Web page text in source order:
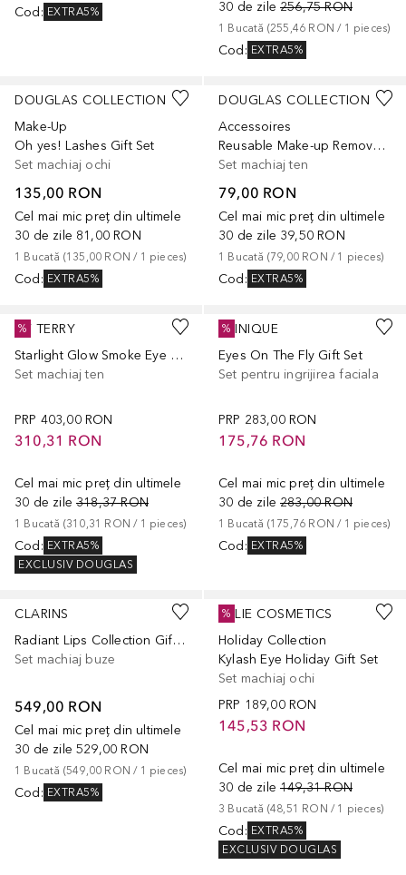
Cod : EXTRA5%
30 de zile 256,75 RON
1 Bucată (255,46 RON / 1 pieces)
Cod : EXTRA5%
DOUGLAS COLLECTION
Make-Up
Oh yes! Lashes Gift Set
Set machiaj ochi
135,00 RON
Cel mai mic preț din ultimele
30 de zile 81,00 RON
1 Bucată (135,00 RON / 1 pieces)
Cod : EXTRA5%
DOUGLAS COLLECTION
Accessoires
Reusable Make-up Remover Pads
Set machiaj ten
79,00 RON
Cel mai mic preț din ultimele
30 de zile 39,50 RON
1 Bucată (79,00 RON / 1 pieces)
Cod : EXTRA5%
BY TERRY
Starlight Glow Smoke Eye Gift Set
Set machiaj ten
PRP 403,00 RON
310,31 RON
Cel mai mic preț din ultimele
30 de zile 318,37 RON
1 Bucată (310,31 RON / 1 pieces)
Cod : EXTRA5%
EXCLUSIV DOUGLAS
%
CLINIQUE
Eyes On The Fly Gift Set
Set pentru ingrijirea faciala
PRP 283,00 RON
175,76 RON
Cel mai mic preț din ultimele
30 de zile 283,00 RON
1 Bucată (175,76 RON / 1 pieces)
Cod : EXTRA5%
%
CLARINS
Radiant Lips Collection Gift Set
Set machiaj buze
549,00 RON
Cel mai mic preț din ultimele
30 de zile 529,00 RON
1 Bucată (549,00 RON / 1 pieces)
Cod : EXTRA5%
KYLIE COSMETICS
Holiday Collection
Kylash Eye Holiday Gift Set
Set machiaj ochi
PRP 189,00 RON
145,53 RON
Cel mai mic preț din ultimele
30 de zile 149,31 RON
3 Bucată (48,51 RON / 1 pieces)
Cod : EXTRA5%
EXCLUSIV DOUGLAS
%